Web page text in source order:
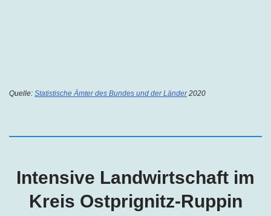
Quelle: Statistische Ämter des Bundes und der Länder2020
Intensive Landwirtschaft im
Kreis Ostprignitz-Ruppin